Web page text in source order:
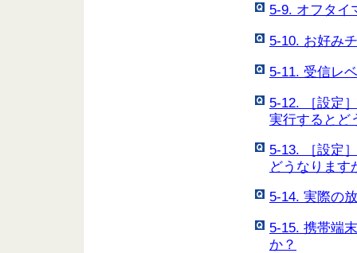
5-9. オフタイ
5-10. お好み
5-11. 受信レ
5-12. ［設定
実行するとど
5-13. ［設定
どうなります
5-14. 実際の
5-15. 携帯端
か？